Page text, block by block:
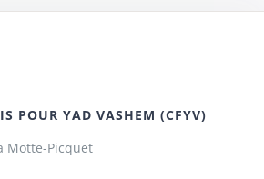
POUR YAD VASHEM (CFYV)
Motte-Picquet